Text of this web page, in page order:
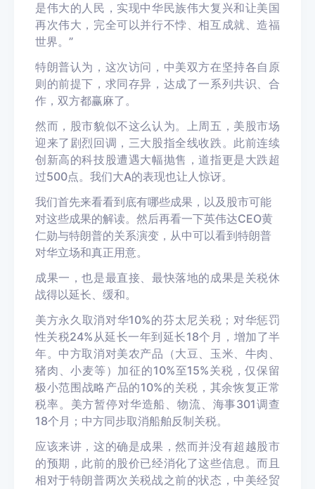
是伟大的人民，实现中华民族伟大复兴和让美国
再次伟大，完全可以并行不悖、相互成就、造福
世界。”
特朗普认为，这次访问，中美双方在坚持各自原
则的前提下，求同存异，达成了一系列共识、合
作，双方都赢麻了。
然而，股市貌似不这么认为。上周五，美股市场
迎来了剧烈回调，三大股指全线收跌。此前连续
创新高的科技股遭遇大幅抛售，道指更是大跌超
过500点。我们大A的表现也让人惊讶。
我们首先来看看到底有哪些成果，以及股市可能
对这些成果的解读。然后再看一下英伟达CEO黄
仁勋与特朗普的关系演变，从中可以看到特朗普
对华立场和真正用意。
成果一，也是最直接、最快落地的成果是关税休
战得以延长、缓和。
美方永久取消对华10%的芬太尼关税；对华惩罚
性关税24%从延长一年到延长18个月，增加了半
年。中方取消对美农产品（大豆、玉米、牛肉、
猪肉、小麦等）加征的10%至15%关税，仅保留
极小范围战略产品的10%的关税，其余恢复正常
税率。美方暂停对华造船、物流、海事301调查
18个月；中方同步取消船舶反制关税。
应该来讲，这的确是成果，然而并没有超越股市
的预期，此前的股价已经消化了这些信息。而且
相对于特朗普两次关税战之前的状态，中美经贸